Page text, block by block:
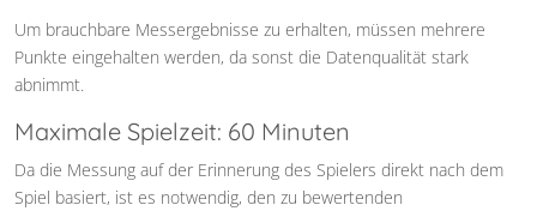
Um brauchbare Messergebnisse zu erhalten, müssen mehrere
Punkte eingehalten werden, da sonst die Datenqualität stark
abnimmt.
Maximale Spielzeit: 60 Minuten
Da die Messung auf der Erinnerung des Spielers direkt nach dem
Spiel basiert, ist es notwendig, den zu bewertenden